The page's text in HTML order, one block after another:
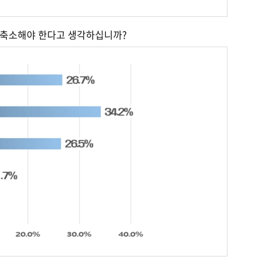
소해야 한다고 생각하십니까?